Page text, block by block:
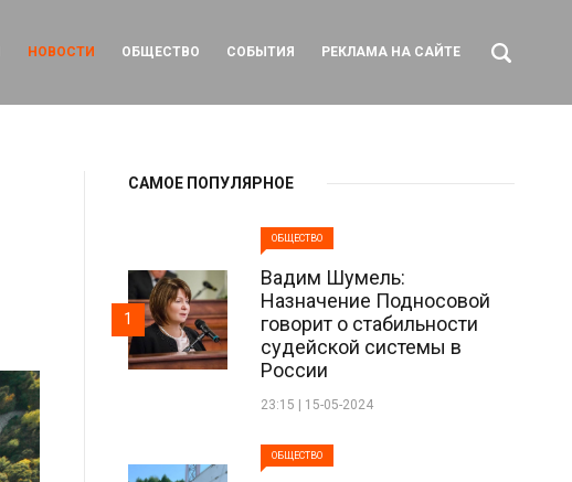
НОВОСТИ ОБЩЕСТВО СОБЫТИЯ РЕКЛАМА НА САЙТЕ
САМОЕ ПОПУЛЯРНОЕ
ОБЩЕСТВО
Вадим Шумель:
Назначение Подносовой
говорит о стабильности
судейской системы в
России
23:15 | 15-05-2024
1
ОБЩЕСТВО